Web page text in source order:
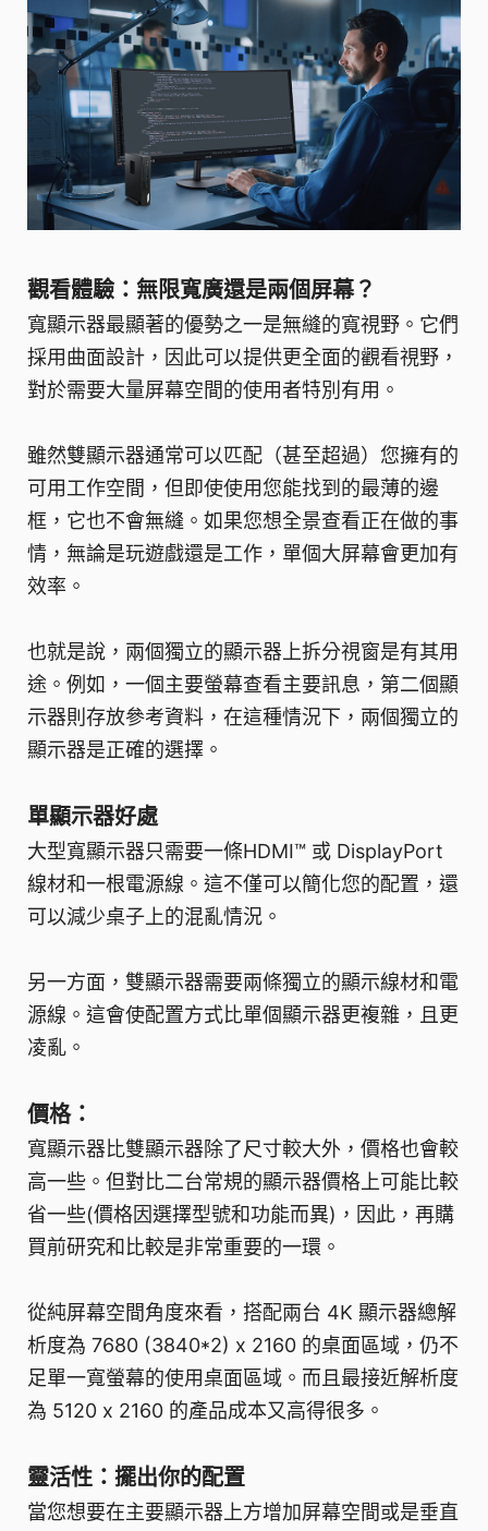
觀看體驗：無限寬廣還是兩個屏幕？
寬顯示器最顯著的優勢之一是無縫的寬視野。它們
採用曲面設計，因此可以提供更全面的觀看視野，
對於需要大量屏幕空間的使用者特別有用。
雖然雙顯示器通常可以匹配（甚至超過）您擁有的
可用工作空間，但即使使用您能找到的最薄的邊
框，它也不會無縫。如果您想全景查看正在做的事
情，無論是玩遊戲還是工作，單個大屏幕會更加有
效率。
也就是說，兩個獨立的顯示器上拆分視窗是有其用
途。例如，一個主要螢幕查看主要訊息，第二個顯
示器則存放參考資料，在這種情況下，兩個獨立的
顯示器是正確的選擇。
單顯示器好處
大型寬顯示器只需要一條HDMI™ 或 DisplayPort
線材和一根電源線。這不僅可以簡化您的配置，還
可以減少桌子上的混亂情況。
另一方面，雙顯示器需要兩條獨立的顯示線材和電
源線。這會使配置方式比單個顯示器更複雜，且更
凌亂。
價格：
寬顯示器比雙顯示器除了尺寸較大外，價格也會較
高一些。但對比二台常規的顯示器價格上可能比較
省一些(價格因選擇型號和功能而異)，因此，再購
買前研究和比較是非常重要的一環。
從純屏幕空間角度來看，搭配兩台 4K 顯示器總解
析度為 7680 (3840*2) x 2160 的桌面區域，仍不
足單一寬螢幕的使用桌面區域。而且最接近解析度
為 5120 x 2160 的產品成本又高得很多。
靈活性：擺出你的配置
當您想要在主要顯示器上方增加屏幕空間或是垂直